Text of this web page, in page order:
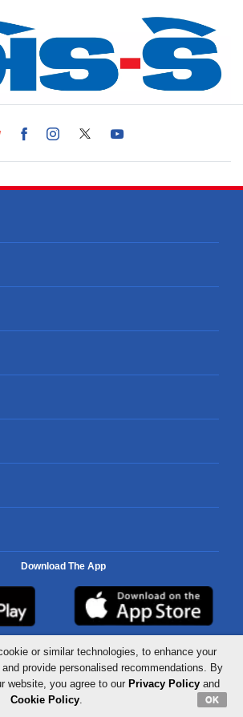
Download The App
Mid-Day Hindi
or similar technologies, to enhance your
provide personalised recommendations. By
website, you agree to our Privacy Policyand
Cookie Policy. OK